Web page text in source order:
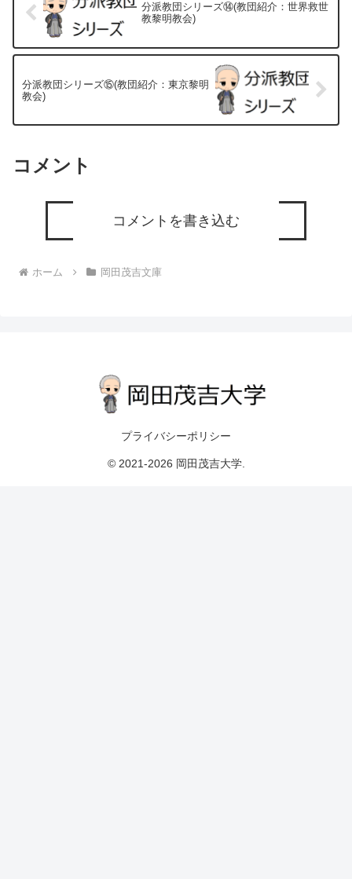
分派教団シリーズ⑭(教団紹介：世界救世
教黎明教会)
分派教団シリーズ⑮(教団紹介：東京黎明
教会)
コメント
コメントを書き込む
ホーム 岡田茂吉文庫
プライバシーポリシー
© 2021-2026 岡田茂吉大学.